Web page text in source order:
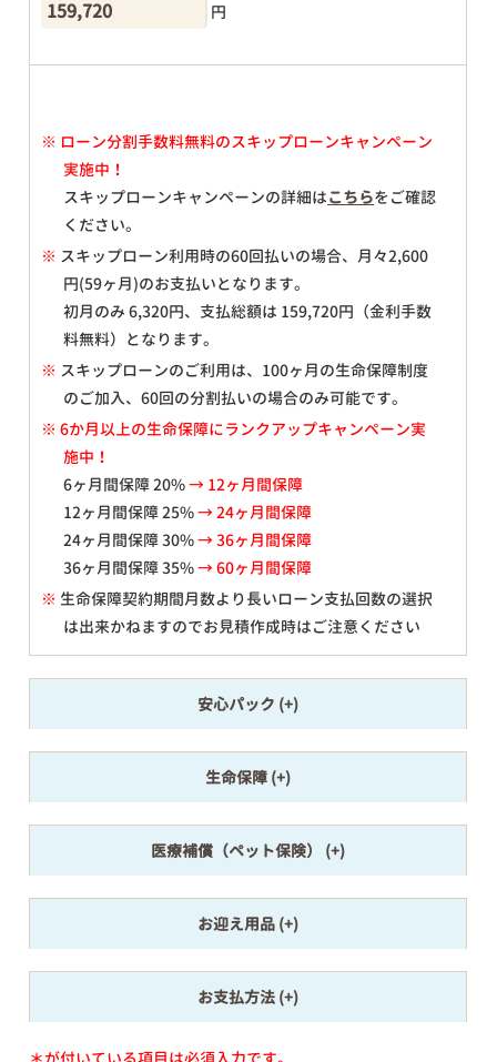
円
※ ローン分割手数料無料のスキップローンキャンペーン
実施中！
スキップローンキャンペーンの詳細はこちらをご確認
ください。
※ スキップローン利用時の60回払いの場合、月々2,600
円(59ヶ月)のお支払いとなります。
初月のみ6,320円、支払総額は 159,720円（金利手数
料無料）となります。
※ スキップローンのご利用は、100ヶ月の生命保障制度
のご加入、60回の分割払いの場合のみ可能です。
※ 6か月以上の生命保障にランクアップキャンペーン実
施中！
6ヶ月間保障 20%→ 12ヶ月間保障
12ヶ月間保障 25%→ 24ヶ月間保障
24ヶ月間保障 30%→ 36ヶ月間保障
36ヶ月間保障 35%→ 60ヶ月間保障
※ 生命保障契約期間月数より長いローン支払回数の選択
は出来かねますのでお見積作成時はご注意ください
安心パック
生命保障
医療補償（ペット保険）
お迎え用品
お支払方法